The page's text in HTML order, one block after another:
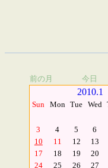
前の月 今日
2010.1
Sun Mon Tue Wed
3
4 5 6
10
11 12 13
17
18 19 20
24
25 26 27